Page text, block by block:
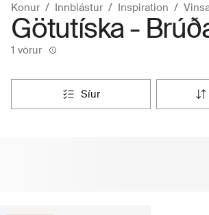
Konur Innblástur Inspiration
Götutíska -
1 vörur
síur